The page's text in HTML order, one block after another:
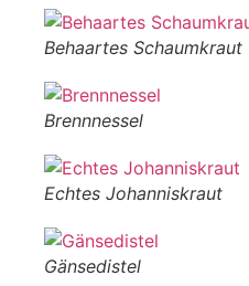
Behaartes Schaumkraut
Brennnessel
Echtes Johanniskraut
Gänsedistel